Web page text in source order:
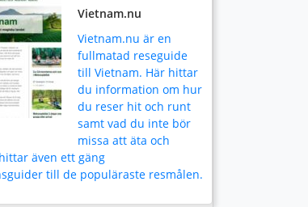
Vietnam.nu
Vietnam.nu är en
fullmatad reseguide
till Vietnam. Här hittar
du information om hur
du reser hit och runt
samt vad du inte bör
missa att äta och
även ett gäng
till de populäraste resmålen.